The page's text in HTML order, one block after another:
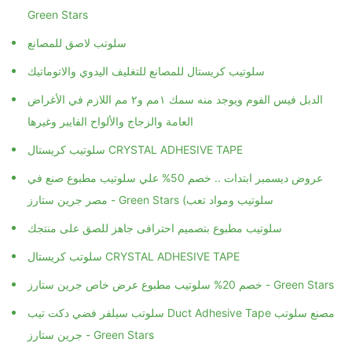
Green Stars
سلوتب لاصق للمصانع
سلوتيب كريستال للمصانع للتغليف اليدوي والاتوماتيك
الدبل فيس الفوم ويوجد منه سمك ١مم و٢ مم اللازم في الأغراض
العامة والزجاج والألواح الفايبر وغيرها
سلوتيب كريستال CRYSTAL ADHESIVE TAPE
عروض ديسمبر ابتدات .. خصم 50% علي سلوتيب مطبوع صنع في
مصر جرين ستارز - Green Stars (سلوتيب ومواد تعب
سلوتيب مطبوع بتصميم احترافى جاهز للصق على منتجك
سلوتب كريستال CRYSTAL ADHESIVE TAPE
خصم 20% سلوتيب مطبوع عرض خاص جرين ستارز - Green Stars
سلوتب سيلفر فضي دكت تيب Duct Adhesive Tape مصنع سلوتب
جرين ستارز - Green Stars